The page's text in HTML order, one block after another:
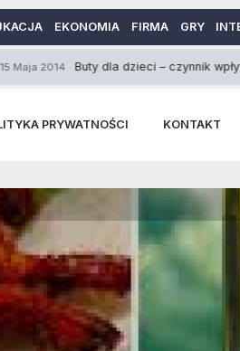
EKONOMIA FIRMA GRY
Buty dla dzieci – czynnik wpływające na
PRYWATNOŚCI KONTAKT